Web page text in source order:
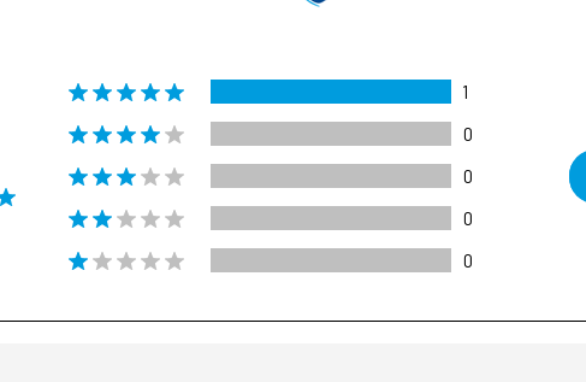
1
0
0
0
0